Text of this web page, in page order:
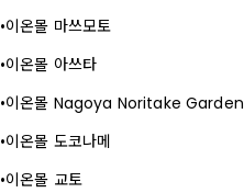
이온몰 마쓰모토
이온몰 아쓰타
이온몰 Nagoya Noritake Garden
이온몰 도코나메
이온몰 교토